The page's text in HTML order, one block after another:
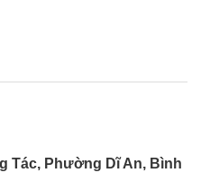
Tác, Phường Dĩ An, Bình